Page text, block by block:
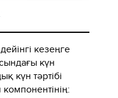
кезеңге
күн
күн тәртібі